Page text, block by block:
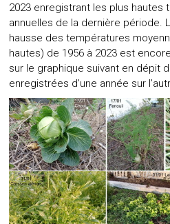
2023 enregistrant les plus hautes
annuelles de la dernière période.
hausse des températures
hautes) de 1956 à 2023 est
sur le graphique suivant en dépit
enregistrées d’une année sur